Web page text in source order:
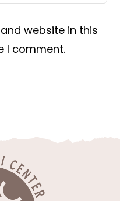
website in this
I comment.